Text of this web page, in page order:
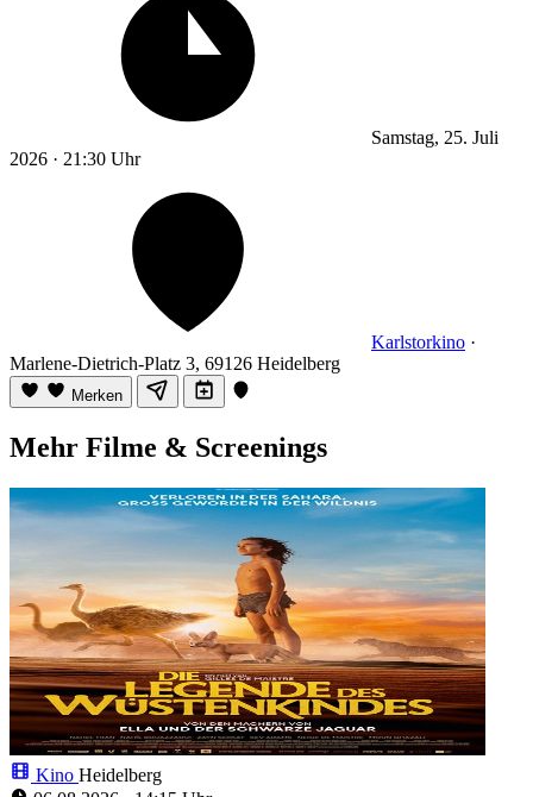
Samstag, 25. Juli
2026 · 21:30 Uhr
Karlstorkino ·
Marlene-Dietrich-Platz 3, 69126 Heidelberg
Merken
Mehr Filme & Screenings
Kino Heidelberg